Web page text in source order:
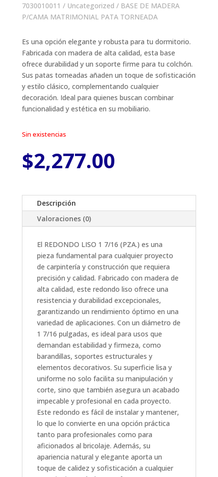
7030010011 / Uncategorized / BASE DE MADERA
P/CAMA MATRIMONIAL PATA TORNEADA
Es una opción elegante y robusta para tu dormitorio.
Fabricada con madera de alta calidad, esta base
ofrece durabilidad y un soporte firme para tu colchón.
Sus patas torneadas añaden un toque de sofisticación
y estilo clásico, complementando cualquier
decoración. Ideal para quienes buscan combinar
funcionalidad y estética en su mobiliario.
Sin existencias
$2,277.00
Descripción
Valoraciones (0)
El REDONDO LISO 1 7/16 (PZA.) es una
pieza fundamental para cualquier proyecto
de carpintería y construcción que requiera
precisión y calidad. Fabricado con madera de
alta calidad, este redondo liso ofrece una
resistencia y durabilidad excepcionales,
garantizando un rendimiento óptimo en una
variedad de aplicaciones. Con un diámetro de
1 7/16 pulgadas, es ideal para usos que
demandan estabilidad y firmeza, como
barandillas, soportes estructurales y
elementos decorativos. Su superficie lisa y
uniforme no solo facilita su manipulación y
corte, sino que también asegura un acabado
impecable y profesional en cada proyecto.
Este redondo es fácil de instalar y mantener,
lo que lo convierte en una opción práctica
tanto para profesionales como para
aficionados al bricolaje. Además, su
apariencia natural y elegante aporta un
toque de calidez y sofisticación a cualquier